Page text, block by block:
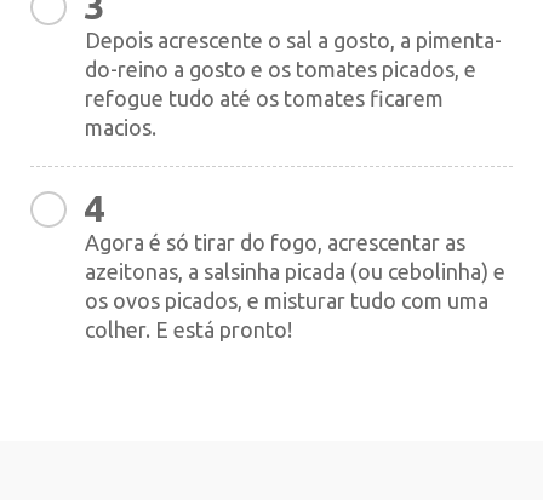
Depois acrescente o sal a gosto, a pimenta-
do-reino a gosto e os tomates picados, e
refogue tudo até os tomates ficarem
macios.
4
Agora é só tirar do fogo, acrescentar as
azeitonas, a salsinha picada (ou cebolinha) e
os ovos picados, e misturar tudo com uma
colher. E está pronto!